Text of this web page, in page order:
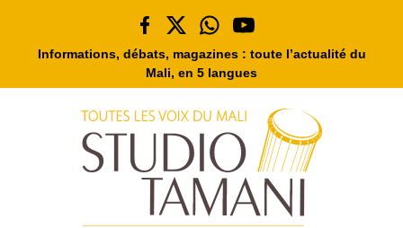
Informations, débats, magazines : toute l’actualité du
Mali, en 5 langues